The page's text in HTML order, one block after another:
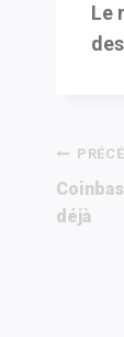
Le
de
déjà